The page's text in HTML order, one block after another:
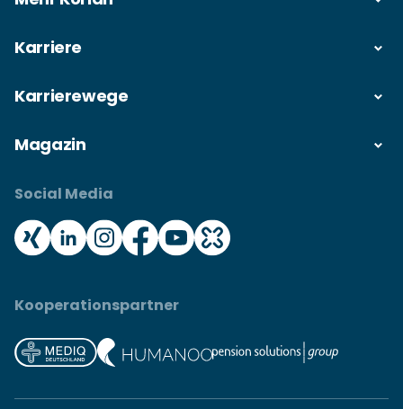
Karriere
Karrierewege
Magazin
Social Media
Kooperationspartner